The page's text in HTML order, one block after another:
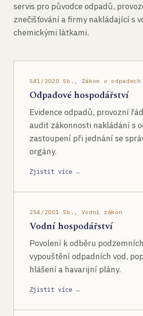
servis pro původce odpadů,
znečišťování a firmy nakládající s
chemickými látkami.
541/2020 Sb., Zákon o odpadech
Odpadové hospodářství
Evidence odpadů, provozní
audit zákonnosti nakládání s
zastoupení při jednání se
orgány.
Zjistit více →
254/2001 Sb., Vodní zákon
Vodní hospodářství
Povolení k odběru
vypouštění odpadních vod,
hlášení a havarijní plány.
Zjistit více →